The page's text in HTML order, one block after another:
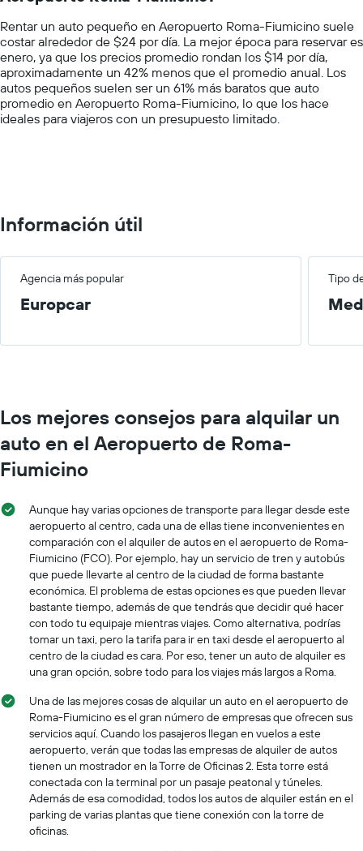
has
1
Y
axis
displaying
values.
Range:
Rentar un auto pequeño en Aeropuerto Roma-Fiumicino suele
costar alrededor de $24 por día. La mejor época para reservar es
enero, ya que los precios promedio rondan los $14 por día,
aproximadamente un 42% menos que el promedio anual. Los
autos pequeños suelen ser un 61% más baratos que auto
promedio en Aeropuerto Roma-Fiumicino, lo que los hace
ideales para viajeros con un presupuesto limitado.
Información útil
Agencia más popular Tipo
Europcar
Los mejores consejos para alquilar un
auto en el Aeropuerto de Roma-
Fiumicino
Aunque hay varias opciones de transporte para llegar desde este
aeropuerto al centro, cada una de ellas tiene inconvenientes en
comparación con el alquiler de autos en el aeropuerto de Roma-
Fiumicino (FCO). Por ejemplo, hay un servicio de tren y autobús
que puede llevarte al centro de la ciudad de forma bastante
económica. El problema de estas opciones es que pueden llevar
bastante tiempo, además de que tendrás que decidir qué hacer
con todo tu equipaje mientras viajes. Como alternativa, podrías
tomar un taxi, pero la tarifa para ir en taxi desde el aeropuerto al
centro de la ciudad es cara. Por eso, tener un auto de alquiler es
una gran opción, sobre todo para los viajes más largos a Roma.
Una de las mejores cosas de alquilar un auto en el aeropuerto de
Roma-Fiumicino es el gran número de empresas que ofrecen sus
servicios aquí. Cuando los pasajeros llegan en vuelos a este
aeropuerto, verán que todas las empresas de alquiler de autos
tienen un mostrador en la Torre de Oficinas 2. Esta torre está
conectada con la terminal por un pasaje peatonal y túneles.
Además de esa comodidad, todos los autos de alquiler están en el
parking de varias plantas que tiene conexión con la torre de
oficinas.